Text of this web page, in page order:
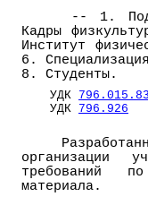
-- 1.
Кадры
Институт
6.
8. Студенты.
УДК 796.015.83
УДК 796.926
организации
требований
материала.